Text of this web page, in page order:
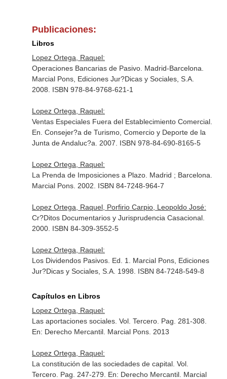
Publicaciones:
Libros
Lopez Ortega, Raquel:
Operaciones Bancarias de Pasivo. Madrid-Barcelona.
Marcial Pons, Ediciones Jur?Dicas y Sociales, S.A.
2008. ISBN 978-84-9768-621-1
Lopez Ortega, Raquel:
Ventas Especiales Fuera del Establecimiento Comercial.
En. Consejer?a de Turismo, Comercio y Deporte de la
Junta de Andaluc?a. 2007. ISBN 978-84-690-8165-5
Lopez Ortega, Raquel:
La Prenda de Imposiciones a Plazo. Madrid ; Barcelona.
Marcial Pons. 2002. ISBN 84-7248-964-7
Lopez Ortega, Raquel, Porfirio Carpio, Leopoldo José:
Cr?Ditos Documentarios y Jurisprudencia Casacional.
2000. ISBN 84-309-3552-5
Lopez Ortega, Raquel:
Los Dividendos Pasivos. Ed. 1. Marcial Pons, Ediciones
Jur?Dicas y Sociales, S.A. 1998. ISBN 84-7248-549-8
Capítulos en Libros
Lopez Ortega, Raquel:
Las aportaciones sociales. Vol. Tercero. Pag. 281-308.
En: Derecho Mercantil. Marcial Pons. 2013
Lopez Ortega, Raquel:
La constitución de las sociedades de capital. Vol.
Tercero. Pag. 247-279. En: Derecho Mercantil. Marcial